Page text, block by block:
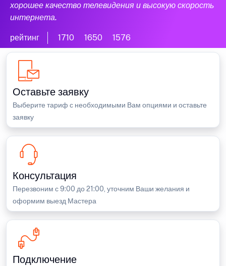
хорошее качество телевидения и высокую скорость
интернета.
рейтинг 1710 1650 1576
Оставьте заявку
Выберите тариф с необходимыми Вам опциями и оставьте
заявку
Консультация
Перезвоним с 9:00 до 21:00, уточним Ваши желания и
оформим выезд Мастера
Подключение